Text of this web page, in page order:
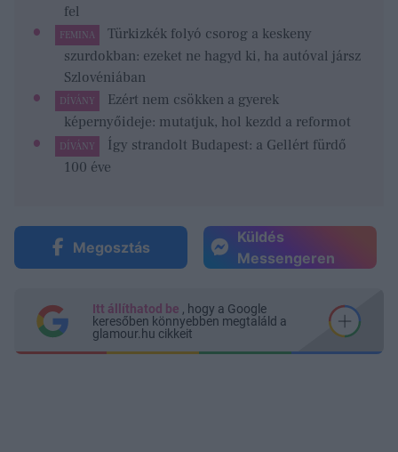
fel
FEMINA
Türkizkék folyó csorog a keskeny
szurdokban: ezeket ne hagyd ki, ha autóval jársz
Szlovéniában
DÍVÁNY
Ezért nem csökken a gyerek
képernyőideje: mutatjuk, hol kezdd a reformot
DÍVÁNY
Így strandolt Budapest: a Gellért fürdő
100 éve
Megosztás
Küldés
Messengeren
Itt állíthatod be , hogy a Google
keresőben könnyebben megtaláld a
glamour.hu cikkeit